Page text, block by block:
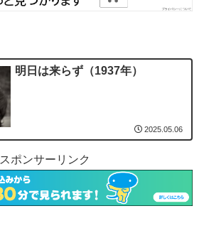
明日は来らず（1937年）
2025.05.06
スポンサーリンク